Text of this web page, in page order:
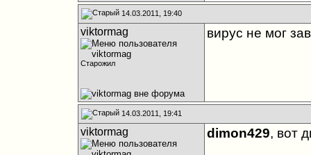
14.03.2011, 19:40
viktormag
Старожил
вирус не мог
14.03.2011, 19:41
viktormag dimon429, вот